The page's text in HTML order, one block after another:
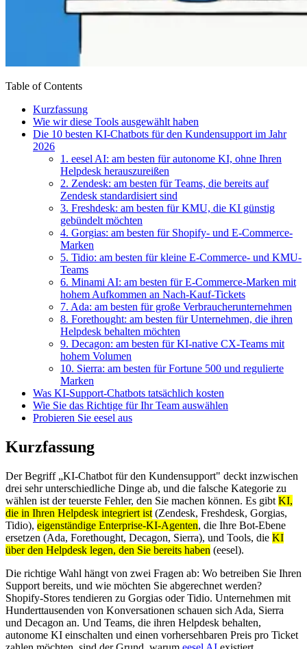
Table of Contents
Kurzfassung
Wie wir diese Tools ausgewählt haben
Die 10 besten KI-Chatbots für den Kundensupport im Jahr
2026
1. eesel AI: am besten für autonome KI, ohne Ihren
Helpdesk herauszureißen
2. Zendesk: am besten für Teams, die bereits auf
Zendesk standardisiert sind
3. Freshdesk: am besten für KMU, die KI günstig
gebündelt möchten
4. Gorgias: am besten für Shopify- und E-Commerce-
Marken
5. Tidio: am besten für kleine E-Commerce- und KMU-
Teams
6. Minami AI: am besten für E-Commerce-Marken mit
hohem Aufkommen an Nach-Kauf-Tickets
7. Ada: am besten für große Verbraucherunternehmen
8. Forethought: am besten für Unternehmen, die ihren
Helpdesk behalten möchten
9. Decagon: am besten für KI-native CX-Teams mit
hohem Volumen
10. Sierra: am besten für Fortune 500 und regulierte
Marken
Was KI-Support-Chatbots tatsächlich kosten
Wie Sie das Richtige für Ihr Team auswählen
Probieren Sie eesel aus
Kurzfassung
Der Begriff „KI-Chatbot für den Kundensupport" deckt inzwischen
drei sehr unterschiedliche Dinge ab, und die falsche Kategorie zu
wählen ist der teuerste Fehler, den Sie machen können. Es gibt KI,
die in Ihren Helpdesk integriert ist (Zendesk, Freshdesk, Gorgias,
Tidio), eigenständige Enterprise-KI-Agenten, die Ihre Bot-Ebene
ersetzen (Ada, Forethought, Decagon, Sierra), und Tools, die KI
über den Helpdesk legen, den Sie bereits haben (eesel).
Die richtige Wahl hängt von zwei Fragen ab: Wo betreiben Sie Ihren
Support bereits, und wie möchten Sie abgerechnet werden?
Shopify-Stores tendieren zu Gorgias oder Tidio. Unternehmen mit
Hunderttausenden von Konversationen schauen sich Ada, Sierra
und Decagon an. Und Teams, die ihren Helpdesk behalten,
autonome KI einschalten und einen vorhersehbaren Preis pro Ticket